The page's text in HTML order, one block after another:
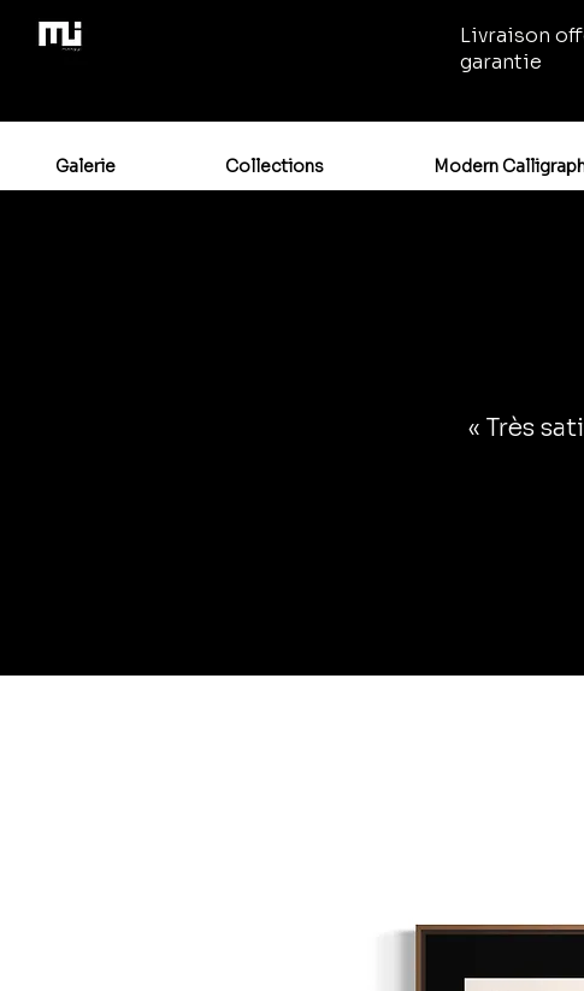
Livraison
garantie
Galerie Collections Modern
« Très